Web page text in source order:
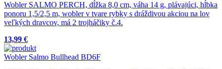
Wobler SALMO PERCH, dĺžka 8,0 cm, váha 14 g, plávajúci, hĺbka
ponoru 1,5/2,5 m, wobler v tvare rybky s dráždivou akciou na lov
veľkých dravcov, má 2 trojháčiky č.4.
13,99 €
Wobler Salmo Bullhead BD6F